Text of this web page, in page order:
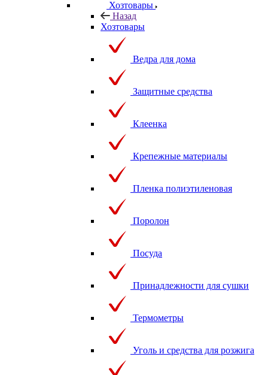
Хозтовары
Назад
Хозтовары
Ведра для дома
Защитные средства
Клеенка
Крепежные материалы
Пленка полиэтиленовая
Поролон
Посуда
Принадлежности для сушки
Термометры
Уголь и средства для розжига